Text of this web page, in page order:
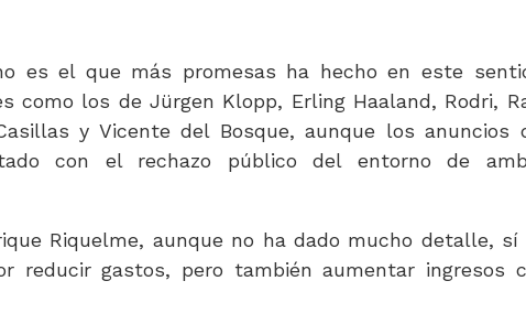
es el que más promesas ha hecho en este
como los de Jürgen Klopp, Erling Haaland, Rodri,
y Vicente del Bosque, aunque los anuncios
con el rechazo público del entorno de
Riquelme, aunque no ha dado mucho detalle, sí
reducir gastos, pero también aumentar ingresos